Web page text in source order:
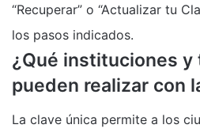
“Recuperar” o “Actualizar tu
los pasos indicados.
¿Qué instituciones y
pueden realizar con
La clave única permite a los